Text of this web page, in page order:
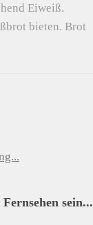
Eiweiß.
bieten. Brot
sein...